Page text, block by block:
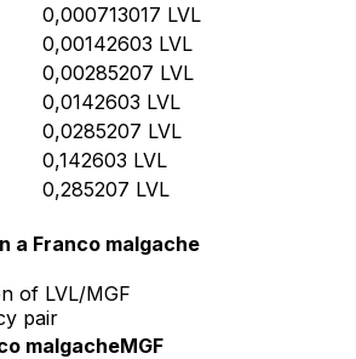
0,000713017 LVL
0,00142603 LVL
0,00285207 LVL
0,0142603 LVL
0,0285207 LVL
0,142603 LVL
0,285207 LVL
a Franco malgache
of LVL/MGF
pair
malgacheMGF